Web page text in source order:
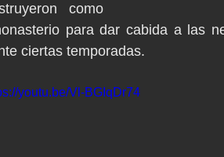
como
para dar cabida a las
ciertas temporadas.
youtu.be/Vl-BGIqDr74